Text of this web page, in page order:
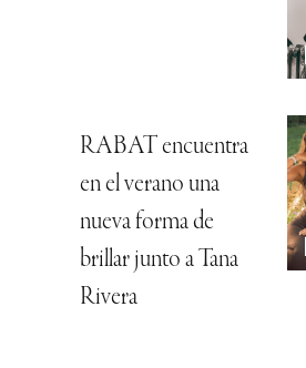
RABAT encuentra
en el verano una
nueva forma de
brillar junto a Tana
Rivera